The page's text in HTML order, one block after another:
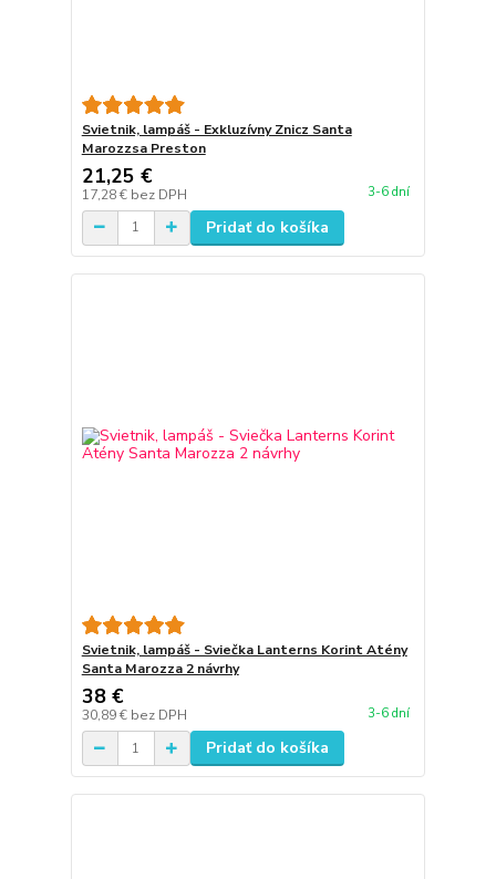
Svietnik, lampáš - Exkluzívny Znicz Santa
Marozzsa Preston
21,25 €
17,28 € bez DPH 3-6 dní
Pridať do košíka
Svietnik, lampáš - Sviečka Lanterns Korint Atény
Santa Marozza 2 návrhy
38 €
30,89 € bez DPH 3-6 dní
Pridať do košíka